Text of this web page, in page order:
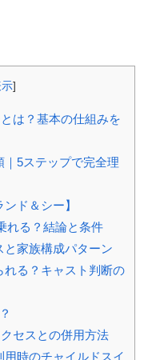
]
は？基本の仕組みを
5ステップで完全理
ド＆シー】
れる？結論と条件
と家族構成パターン
る？キャスト判断の
セスとの併用方法
時のチャイルドスイ